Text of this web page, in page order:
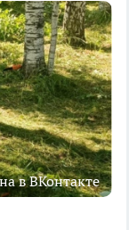
в ВКонтакте